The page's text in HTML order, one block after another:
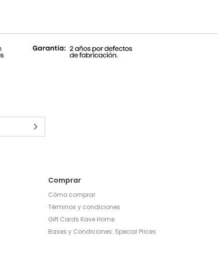
Comprar
Cómo comprar
Términos y condiciones
Gift Cards Kave Home
Bases y Condiciones: Special Prices